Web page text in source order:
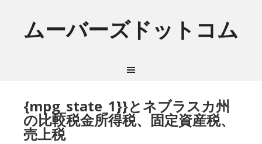
ムーバーズドットコム
{mpg_state_1}}とネブラスカ州
の比較税金所得税、固定資産税、
売上税